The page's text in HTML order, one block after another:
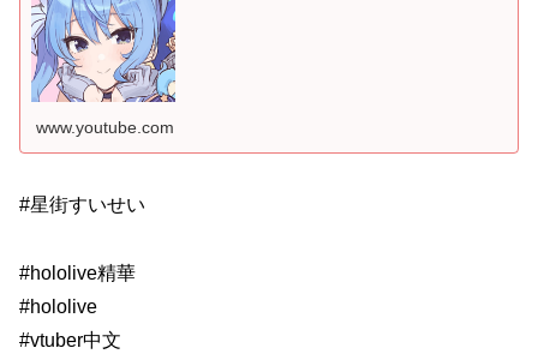
www.youtube.com
#星街すいせい
#hololive精華
#hololive
#vtuber中文